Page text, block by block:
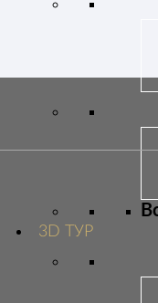
3D ТУР